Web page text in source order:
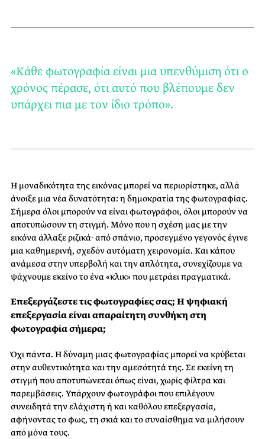
«Kάθε φωτογραφία είναι μια υπενθύμιση ότι ο
χρόνος πέρασε, ότι αυτό που βλέπουμε δεν
υπάρχει πια με τον ίδιο τρόπο».
Η μοναδικότητα της εικόνας μπορεί να περιορίστηκε, αλλά
άνοιξε μια νέα δυνατότητα: η δημοκρατία της φωτογραφίας.
Σήμερα όλοι μπορούν να είναι φωτογράφοι, όλοι μπορούν να
αποτυπώσουν τη στιγμή. Μόνο που η σχέση μας με την
εικόνα άλλαξε ριζικά· από σπάνιο, προσεγμένο γεγονός έγινε
μια καθημερινή, σχεδόν αυτόματη χειρονομία. Και κάπου
ανάμεσα στην υπερβολή και την απλότητα, συνεχίζουμε να
ψάχνουμε εκείνο το ένα «κλικ» που μετράει πραγματικά.
Επεξεργάζεστε τις φωτογραφίες σας; Η ψηφιακή
επεξεργασία είναι απαραίτητη συνθήκη στη
φωτογραφία σήμερα;
Όχι πάντα. Η δύναμη μιας φωτογραφίας μπορεί να κρύβεται
στην αυθεντικότητα και την αμεσότητά της. Σε εκείνη τη
στιγμή που αποτυπώνεται όπως είναι, χωρίς φίλτρα και
παρεμβάσεις. Υπάρχουν φωτογράφοι που επιλέγουν
συνειδητά την ελάχιστη ή και καθόλου επεξεργασία,
αφήνοντας το φως, τη σκιά και το συναίσθημα να μιλήσουν
από μόνα τους.